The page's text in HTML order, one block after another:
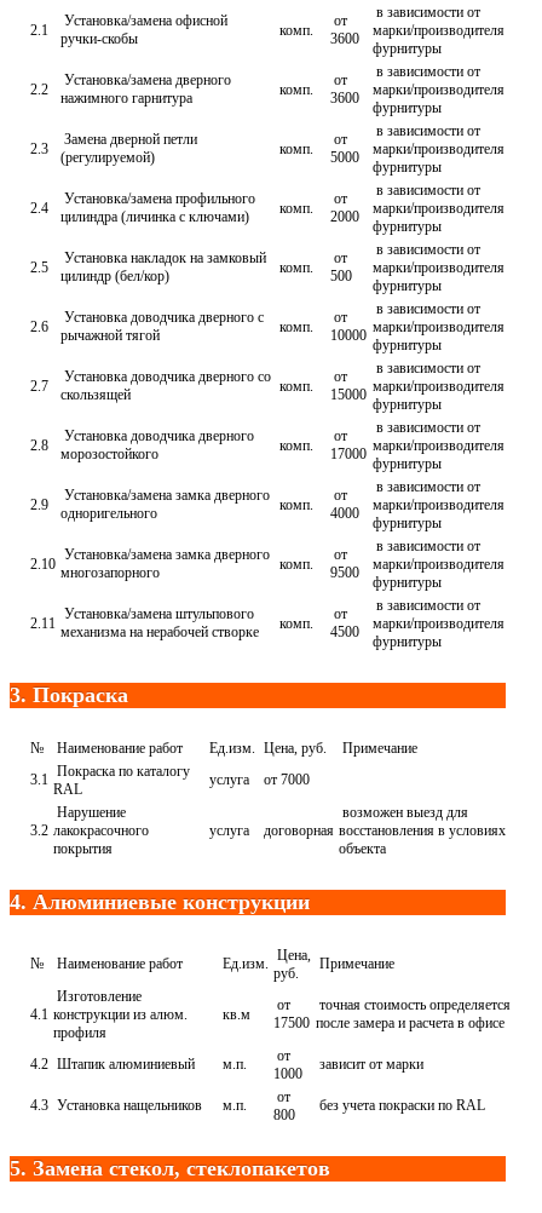
2.1
Установка/замена офисной
ручки-скобы
комп.
от
3600
в зависимости от
марки/производителя
фурнитуры
2.2
Установка/замена дверного
нажимного гарнитура
комп.
от
3600
в зависимости от
марки/производителя
фурнитуры
2.3
Замена дверной петли
(регулируемой)
комп.
от
5000
в зависимости от
марки/производителя
фурнитуры
2.4
Установка/замена профильного
цилиндра (личинка с ключами)
комп.
от
2000
в зависимости от
марки/производителя
фурнитуры
2.5
Установка накладок на замковый
цилиндр (бел/кор)
комп.
от
500
в зависимости от
марки/производителя
фурнитуры
2.6
Установка доводчика дверного с
рычажной тягой
комп.
от
10000
в зависимости от
марки/производителя
фурнитуры
2.7
Установка доводчика дверного со
скользящей
комп.
от
15000
в зависимости от
марки/производителя
фурнитуры
2.8
Установка доводчика дверного
морозостойкого
комп.
от
17000
в зависимости от
марки/производителя
фурнитуры
2.9
Установка/замена замка дверного
одноригельного
комп.
от
4000
в зависимости от
марки/производителя
фурнитуры
2.10
Установка/замена замка дверного
многозапорного
комп.
от
9500
в зависимости от
марки/производителя
фурнитуры
2.11
Установка/замена штульпового
механизма на нерабочей створке
комп.
от
4500
в зависимости от
марки/производителя
фурнитуры
3. Покраска
№ Наименование работ Ед.изм. Цена, руб.
Примечание
3.1 Покраска по каталогу
RAL
услуга от 7000
3.2
Нарушение
лакокрасочного
покрытия
услуга договорная
возможен выезд для
восстановления в условиях
объекта
4. Алюминиевые конструкции
№ Наименование работ Ед.изм. Цена,
руб.
Примечание
4.1
Изготовление
конструкции из алюм.
профиля
кв.м
от
17500
точная стоимость определяется
после замера и расчета в офисе
4.2 Штапик алюминиевый м.п.
от
1000
зависит от марки
4.3 Установка нащельников м.п.
от
800
без учета покраски по RAL
5. Замена стекол, стеклопакетов